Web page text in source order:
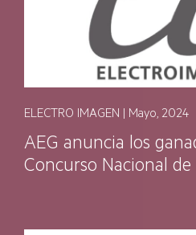
ELECTRO IMAGEN | Mayo, 2024
AEG anuncia los
Concurso Nacional